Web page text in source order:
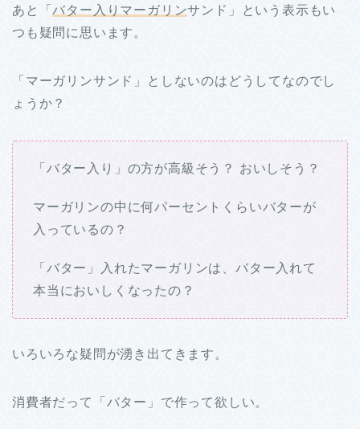
あと「バター入りマーガリンサンド」という表示もい
つも疑問に思います。
「マーガリンサンド」としないのはどうしてなのでし
ょうか？
「バター入り」の方が高級そう？ おいしそう？
マーガリンの中に何パーセントくらいバターが
入っているの？
「バター」入れたマーガリンは、バター入れて
本当においしくなったの？
いろいろな疑問が湧き出てきます。
消費者だって「バター」で作って欲しい。